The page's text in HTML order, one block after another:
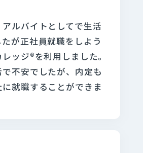
ルバイトとしてで生活
が正社員就職をしよう
ッジ®を利用しました。
不安でしたが、内定も
就職することができま